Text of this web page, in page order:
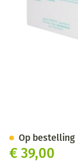
€ 39,00
Op bestelling